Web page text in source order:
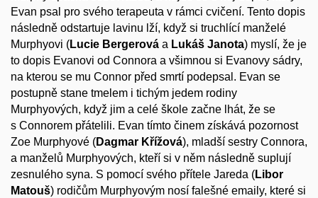
Evan psal pro svého terapeuta v rámci cvičení. Tento dopis
následně odstartuje lavinu lží, když si truchlící manželé
Murphyovi (Lucie Bergerová a Lukáš Janota) myslí, že je
to dopis Evanovi od Connora a všimnou si Evanovy sádry,
na kterou se mu Connor před smrtí podepsal. Evan se
postupně stane tmelem i tichým jedem rodiny
Murphyových, když jim a celé škole začne lhát, že se
s Connorem přátelili. Evan tímto činem získává pozornost
Zoe Murphyové (Dagmar Křížová), mladší sestry Connora,
a manželů Murphyových, kteří si v něm následně suplují
zesnulého syna. S pomocí svého přítele Jareda (Libor
Matouš) rodičům Murphyovým nosí falešné emaily, které si